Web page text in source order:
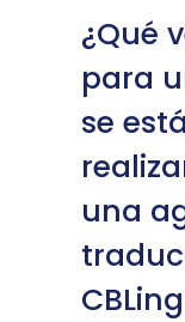
¿Qué
para
se
una